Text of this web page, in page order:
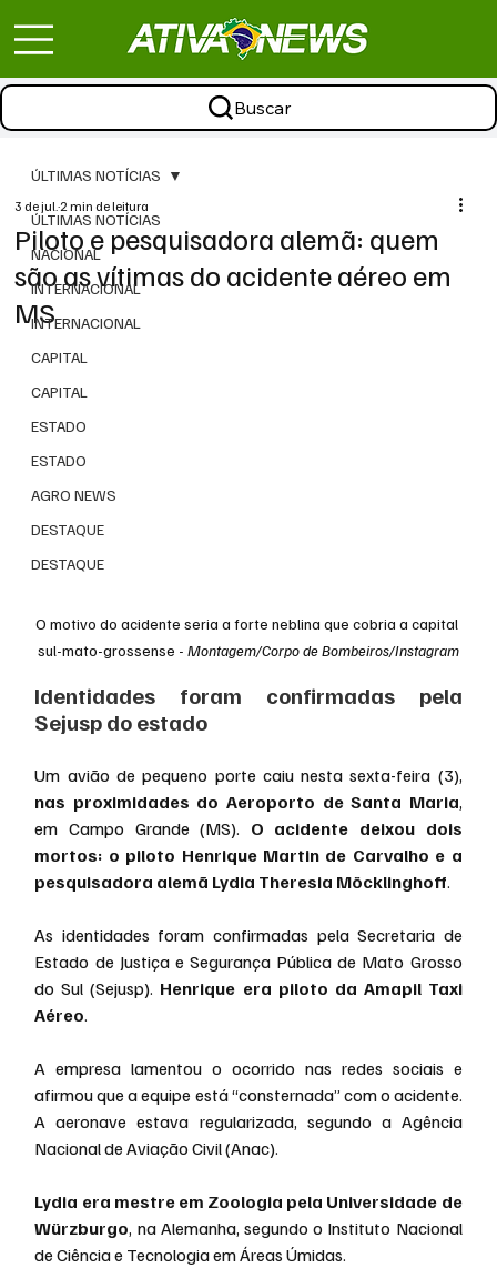
Buscar
ÚLTIMAS NOTÍCIAS
NACIONAL
INTERNACIONAL
INTERNACIONAL
CAPITAL
CAPITAL
ESTADO
ESTADO
AGRO NEWS
DESTAQUE
DESTAQUE
ÚLTIMAS NOTÍCIAS
Piloto e pesquisadora alemã: quem
são as vítimas do acidente aéreo em
MS
3 de jul.2 min de leitura
O motivo do acidente seria a forte neblina que cobria a capital
sul-mato-grossense - Montagem/Corpo de Bombeiros/Instagram
Identidades foram confirmadas pela
Sejusp do estado
nas proximidades do Aeroporto de Santa Maria,
em Campo Grande (MS). O acidente deixou dois
mortos: o piloto Henrique Martin de Carvalho e a
pesquisadora alemã Lydia Theresia Möcklinghoff.
As identidades foram confirmadas pela Secretaria de
Estado de Justiça e Segurança Pública de Mato Grosso
do Sul (Sejusp). Henrique era piloto da Amapil Taxi
Aéreo.
A empresa lamentou o ocorrido nas redes sociais e
afirmou que a equipe está “consternada” com o acidente.
A aeronave estava regularizada, segundo a Agência
Nacional de Aviação Civil (Anac).
Lydia era mestre em Zoologia pela Universidade de
Würzburgo, na Alemanha, segundo o Instituto Nacional
de Ciência e Tecnologia em Áreas Úmidas.